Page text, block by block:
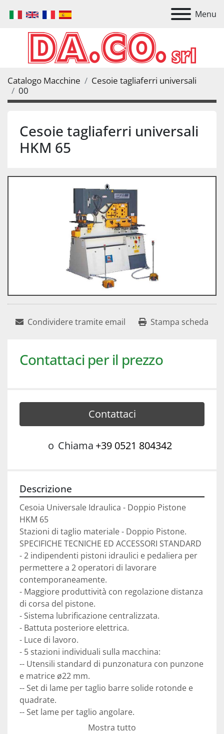
Menu
Catalogo Macchine
Cesoie tagliaferri universali
00
Cesoie tagliaferri universali
HKM 65
Condividere tramite email Stampa scheda
Contattaci per il prezzo
Contattaci
o Chiama +39 0521 804342
Descrizione
Cesoia Universale Idraulica - Doppio Pistone
HKM 65
Stazioni di taglio materiale - Doppio Pistone.
SPECIFICHE TECNICHE ED ACCESSORI STANDARD
- 2 indipendenti pistoni idraulici e pedaliera per
permettere a 2 operatori di lavorare
contemporaneamente.
- Maggiore produttività con regolazione distanza
di corsa del pistone.
- Sistema lubrificazione centralizzata.
- Battuta posteriore elettrica.
- Luce di lavoro.
- 5 stazioni individuali sulla macchina:
-- Utensili standard di punzonatura con punzone
e matrice ø22 mm.
-- Set di lame per taglio barre solide rotonde e
quadrate.
-- Set lame per taglio angolare.
-- Cesoia per taglio lamiere.
Mostra tutto